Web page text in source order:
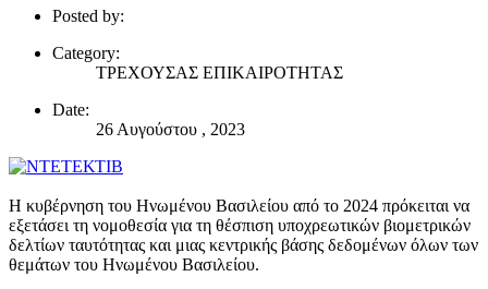
Posted by:
Category:
ΤΡΕΧΟΥΣΑΣ ΕΠΙΚΑΙΡΟΤΗΤΑΣ
Date:
26 Αυγούστου , 2023
Η κυβέρνηση του Ηνωμένου Βασιλείου από το 2024 πρόκειται να
εξετάσει τη νομοθεσία για τη θέσπιση υποχρεωτικών βιομετρικών
δελτίων ταυτότητας και μιας κεντρικής βάσης δεδομένων όλων των
θεμάτων του Ηνωμένου Βασιλείου.